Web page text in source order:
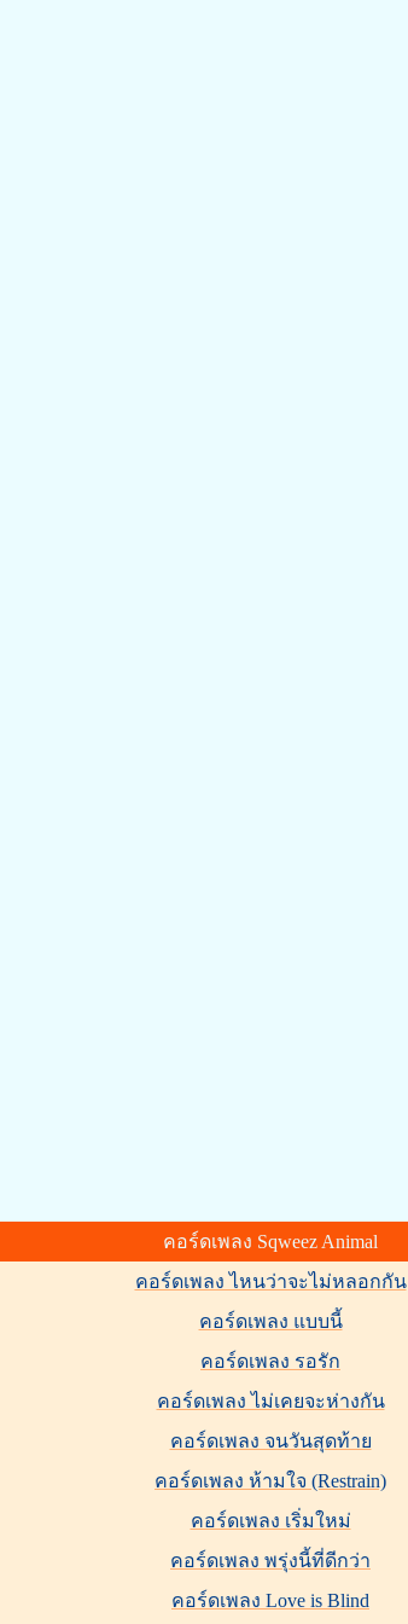
คอร์ดเพลง Sqweez Animal
คอร์ดเพลง ไหนว่าจะไม่หลอกกัน
คอร์ดเพลง แบบนี้
คอร์ดเพลง รอรัก
คอร์ดเพลง ไม่เคยจะห่างกัน
คอร์ดเพลง จนวันสุดท้าย
คอร์ดเพลง ห้ามใจ (Restrain)
คอร์ดเพลง เริ่มใหม่
คอร์ดเพลง พรุ่งนี้ที่ดีกว่า
คอร์ดเพลง Love is Blind